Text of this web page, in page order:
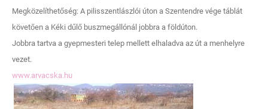
Megközelíthetőség: A pilisszentlászlói úton a Szentendre vége táblát
követően a Kéki dűlő buszmegállónál jobbra a földúton.
Jobbra tartva a gyepmesteri telep mellett elhaladva az út a menhelyre
vezet.
www.arvacska.hu